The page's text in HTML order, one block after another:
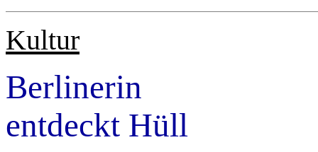
Kultur
Berlinerin
entdeckt Hüll